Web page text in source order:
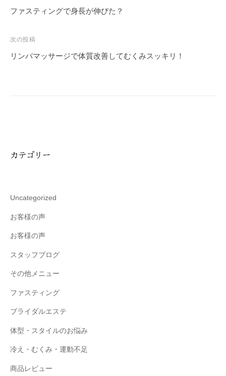
稿
ビ
ゲ
ファスティングで身長が伸びた？
次の投稿
リンパマッサージで体質改善してむくみスッキリ！
カテゴリー
Uncategorized
お客様の声
お客様の声
スタッフブログ
その他メニュー
ファスティング
ブライダルエステ
体型・スタイルのお悩み
冷え・むくみ・運動不足
商品レビュー